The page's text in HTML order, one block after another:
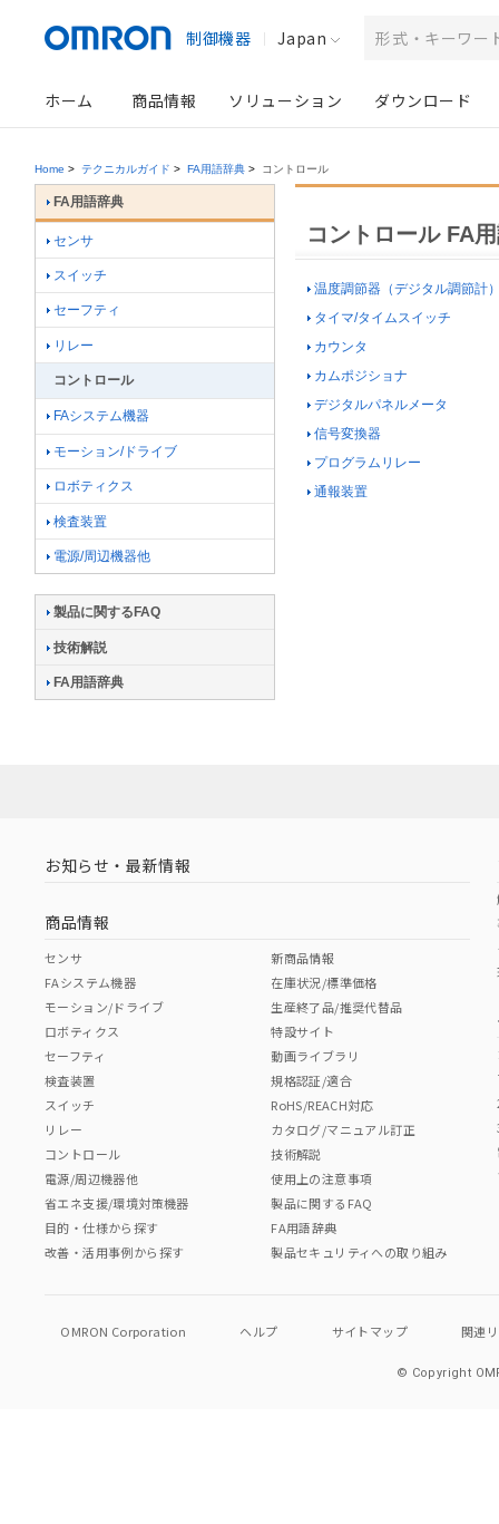
制御機器 Japan
ホーム 商品情報 ソリューション ダウンロード
Home > テクニカルガイド > FA用語辞典 > コントロール
コントロール FA
温度調節器（デジタル調節計
タイマ/タイムスイッチ
カウンタ
カムポジショナ
デジタルパネルメータ
信号変換器
プログラムリレー
通報装置
FA用語辞典
センサ
スイッチ
セーフティ
リレー
コントロール
FAシステム機器
モーション/ドライブ
ロボティクス
検査装置
電源/周辺機器他
製品に関するFAQ
技術解説
FA用語辞典
お知らせ・最新情報
商品情報
センサ
FAシステム機器
モーション/ドライブ
ロボティクス
セーフティ
検査装置
スイッチ
リレー
コントロール
電源/周辺機器他
省エネ支援/環境対策機器
目的・仕様から探す
改善・活用事例から探す
新商品情報
在庫状況/標準価格
生産終了品/推奨代替品
特設サイト
動画ライブラリ
規格認証/適合
RoHS/REACH対応
カタログ/マニュアル訂正
技術解説
使用上の注意事項
製品に関するFAQ
FA用語辞典
製品セキュリティへの取り組み
OMRON Corporation ヘルプ サイトマップ 関連
© Copyright